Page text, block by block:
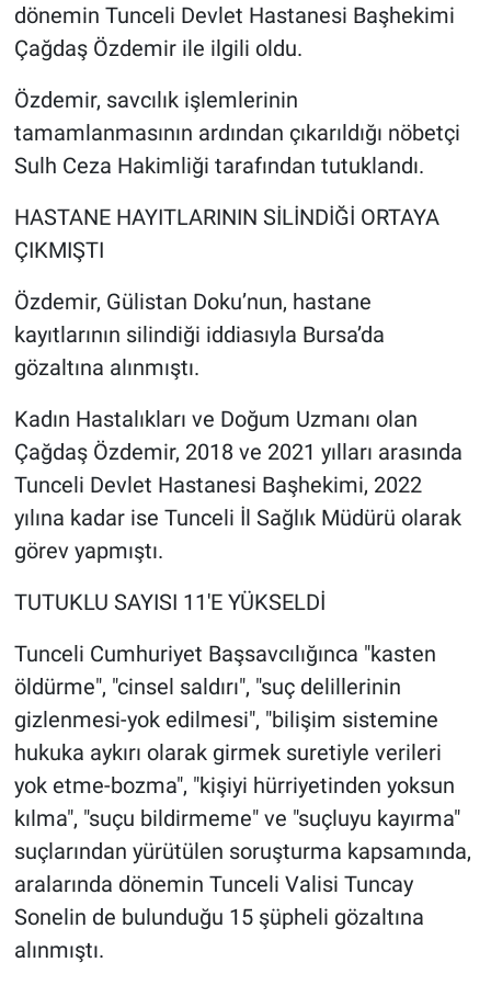
dönemin Tunceli Devlet Hastanesi Başhekimi
Çağdaş Özdemir ile ilgili oldu.
Özdemir, savcılık işlemlerinin
tamamlanmasının ardından çıkarıldığı nöbetçi
Sulh Ceza Hakimliği tarafından tutuklandı.
HASTANE HAYITLARININ SİLİNDİĞİ ORTAYA
ÇIKMIŞTI
Özdemir, Gülistan Doku’nun, hastane
kayıtlarının silindiği iddiasıyla Bursa’da
gözaltına alınmıştı.
Kadın Hastalıkları ve Doğum Uzmanı olan
Çağdaş Özdemir, 2018 ve 2021 yılları arasında
Tunceli Devlet Hastanesi Başhekimi, 2022
yılına kadar ise Tunceli İl Sağlık Müdürü olarak
görev yapmıştı.
TUTUKLU SAYISI 11'E YÜKSELDİ
Tunceli Cumhuriyet Başsavcılığınca "kasten
öldürme", "cinsel saldırı", "suç delillerinin
gizlenmesi-yok edilmesi", "bilişim sistemine
hukuka aykırı olarak girmek suretiyle verileri
yok etme-bozma", "kişiyi hürriyetinden yoksun
kılma", "suçu bildirmeme" ve "suçluyu kayırma"
suçlarından yürütülen soruşturma kapsamında,
aralarında dönemin Tunceli Valisi Tuncay
Sonelin de bulunduğu 15 şüpheli gözaltına
alınmıştı.